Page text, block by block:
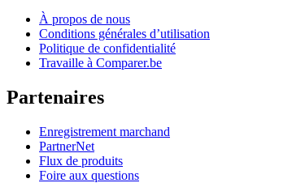
À propos de nous
Conditions générales d’utilisation
Politique de confidentialité
Travaille à Comparer.be
Partenaires
Enregistrement marchand
PartnerNet
Flux de produits
Foire aux questions